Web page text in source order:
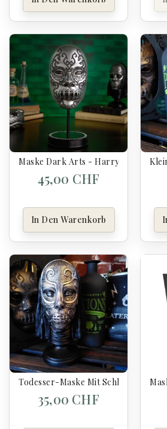
Maske Dark Arts - Harry Potter
45,00 CHF
In Den Warenkorb
Todesser-Maske Mit Schleier -
35,00 CHF